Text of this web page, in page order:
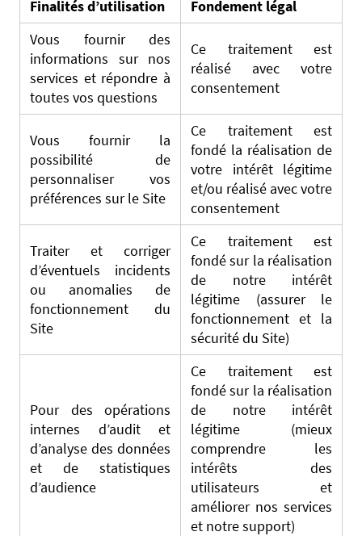
Finalités d’utilisation
Fondement légal
Vous fournir des
informations sur nos
services et répondre à
toutes vos questions
Ce traitement est
réalisé avec votre
consentement
Vous fournir la
possibilité de
personnaliser vos
préférences sur le Site
Ce traitement est
fondé la réalisation de
votre intérêt légitime
et/ou réalisé avec votre
consentement
Traiter et corriger
d’éventuels incidents
ou anomalies de
fonctionnement du
Site
Ce traitement est
fondé sur la réalisation
de notre intérêt
légitime (assurer le
fonctionnement et la
sécurité du Site)
Pour des opérations
internes d’audit et
d’analyse des données
et de statistiques
d’audience
Ce traitement est
fondé sur la réalisation
de notre intérêt
légitime (mieux
comprendre les
intérêts des
utilisateurs et
améliorer nos services
et notre support)